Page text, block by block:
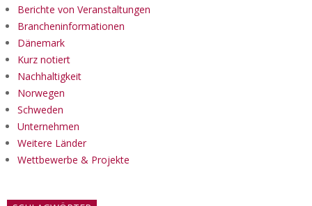
Berichte von Veranstaltungen
Brancheninformationen
Dänemark
Kurz notiert
Nachhaltigkeit
Norwegen
Schweden
Unternehmen
Weitere Länder
Wettbewerbe & Projekte